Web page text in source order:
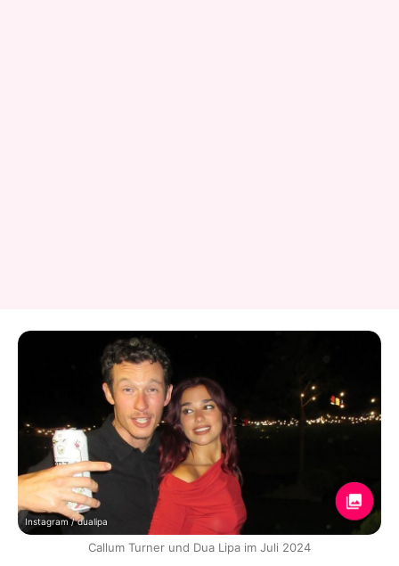
Instagram / dualipa
Callum Turner und Dua Lipa im Juli 2024